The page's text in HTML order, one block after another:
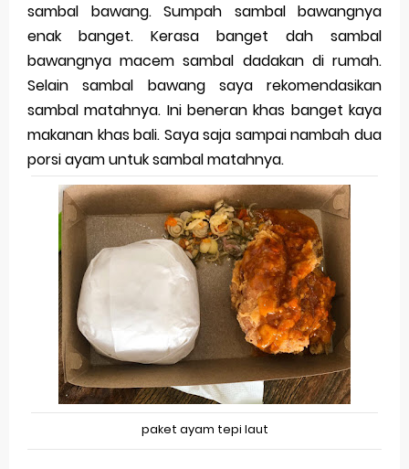
sambal bawang. Sumpah sambal bawangnya
enak banget. Kerasa banget dah sambal
bawangnya macem sambal dadakan di rumah.
Selain sambal bawang saya rekomendasikan
sambal matahnya. Ini beneran khas banget kaya
makanan khas bali. Saya saja sampai nambah dua
porsi ayam untuk sambal matahnya.
paket ayam tepi laut